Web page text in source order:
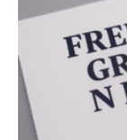
Antworten von
Ergebnis:
über 50 Jahre
bereits